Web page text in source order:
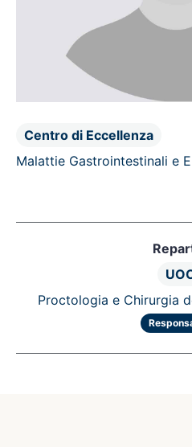
Centro di Eccellenza
Malattie Gastrointestinali e
Proctologia e Chirurgia